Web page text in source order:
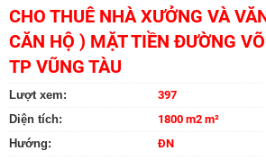
CHO THUÊ NHÀ XƯỞNG VÀ
CĂN HỘ ) MẶT TIỀN ĐƯỜNG
TP VŨNG TÀU
Lượt xem:
397
Diện tích:
1800 m2 m²
Hướng:
ĐN